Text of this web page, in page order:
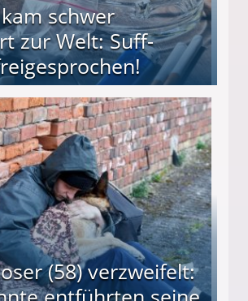
schwer
zur Welt: Suff-
(58) verzweifelt: